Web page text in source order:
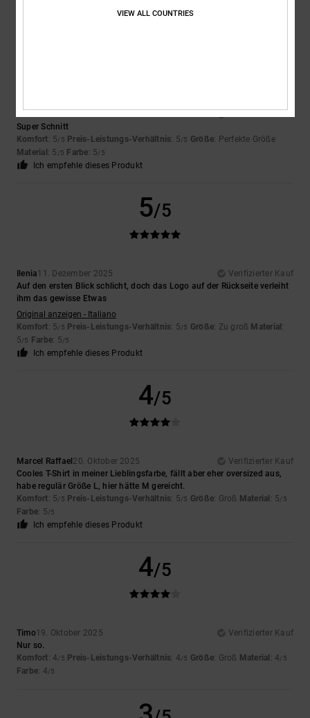
Super Schnitt
Komfort: 5/5 Preis-Leistungs-Verhältnis: 5/5 Größe: Perfekte Größe
Material : 5 /5 Farbe: 5/5
Ich empfehle dieses Produkt
5/5
Ilenia11. Dezember 2025
Verifizierter Kauf
Auf den ersten Blick schlicht, doch das Logo auf der Rückseite verleiht
ihm das gewisse Etwas
Original anzeigen - Italiano
Komfort: 5/5 Preis-Leistungs-Verhältnis: 5/5 Größe: Zu groß Material :
5/5 Farbe: 5/5
Ich empfehle dieses Produkt
4/5
Marcel Raffael 20. Oktober 2025
Verifizierter Kauf
Cooles T-Shirt in meiner Lieblingsfarbe, fällt aber eher oversized aus,
habe regulär Größe L, hier hätte M gereicht.
Komfort: 5/5 Preis-Leistungs-Verhältnis: 5/5 Größe: Groß Material : 5/5
Farbe: 5/5
Ich empfehle dieses Produkt
4/5
Timo19. Oktober 2025
Verifizierter Kauf
Nur so.
Komfort: 4/5 Preis-Leistungs-Verhältnis: 4/5 Größe: Groß Material : 4/5
Farbe: 4/5
VIEW ALL COUNTRIES